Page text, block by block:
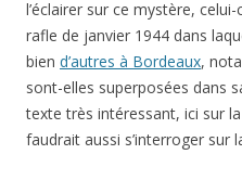
l’éclairer sur ce mystère,
rafle de janvier 1944 dans
bien d’autres à Bordeaux,
sont-elles superposées dans
texte très intéressant, ici sur
faudrait aussi s’interroger sur